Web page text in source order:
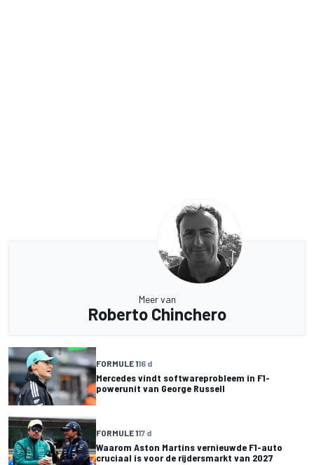
Meer van
Roberto Chinchero
FORMULE 116 d
Mercedes vindt softwareprobleem in F1-
powerunit van George Russell
FORMULE 117 d
Waarom Aston Martins vernieuwde F1-auto
cruciaal is voor de rijdersmarkt van 2027